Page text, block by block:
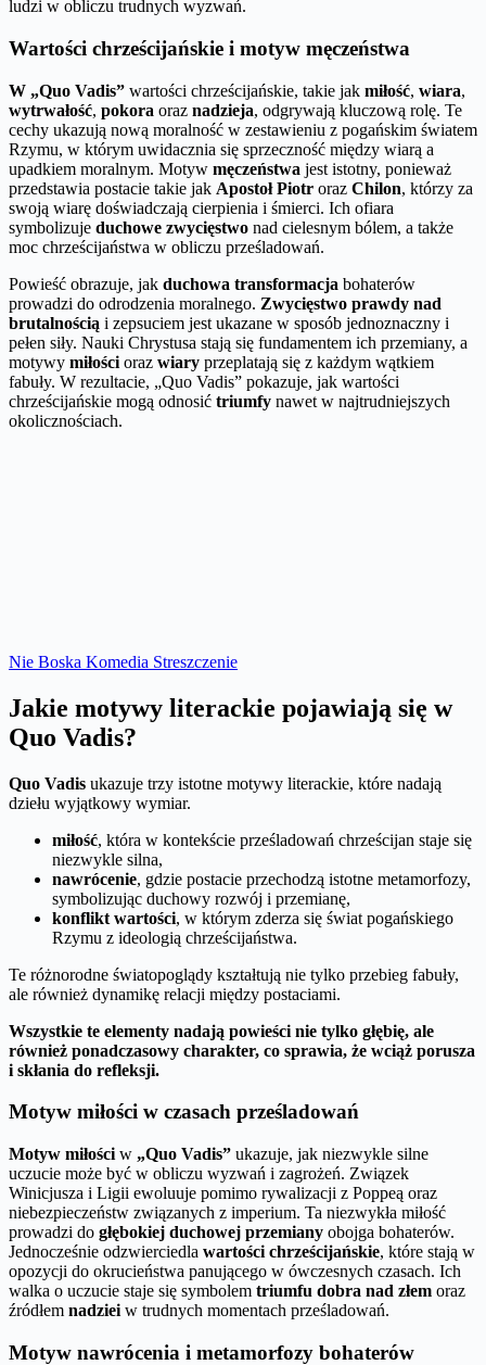
ludzi w obliczu trudnych wyzwań.
Wartości chrześcijańskie i motyw męczeństwa
W „Quo Vadis” wartości chrześcijańskie, takie jak miłość, wiara,
wytrwałość, pokora oraz nadzieja, odgrywają kluczową rolę. Te
cechy ukazują nową moralność w zestawieniu z pogańskim światem
Rzymu, w którym uwidacznia się sprzeczność między wiarą a
upadkiem moralnym. Motyw męczeństwa jest istotny, ponieważ
przedstawia postacie takie jak Apostoł Piotr oraz Chilon, którzy za
swoją wiarę doświadczają cierpienia i śmierci. Ich ofiara
symbolizuje duchowe zwycięstwo nad cielesnym bólem, a także
moc chrześcijaństwa w obliczu prześladowań.
Powieść obrazuje, jak duchowa transformacja bohaterów
prowadzi do odrodzenia moralnego. Zwycięstwo prawdy nad
brutalnością i zepsuciem jest ukazane w sposób jednoznaczny i
pełen siły. Nauki Chrystusa stają się fundamentem ich przemiany, a
motywy miłości oraz wiary przeplatają się z każdym wątkiem
fabuły. W rezultacie, „Quo Vadis” pokazuje, jak wartości
chrześcijańskie mogą odnosić triumfy nawet w najtrudniejszych
okolicznościach.
Nie Boska Komedia Streszczenie
Jakie motywy literackie pojawiają się w
Quo Vadis?
Quo Vadis ukazuje trzy istotne motywy literackie, które nadają
dziełu wyjątkowy wymiar.
miłość, która w kontekście prześladowań chrześcijan staje się
niezwykle silna,
nawrócenie, gdzie postacie przechodzą istotne metamorfozy,
symbolizując duchowy rozwój i przemianę,
konflikt wartości, w którym zderza się świat pogańskiego
Rzymu z ideologią chrześcijaństwa.
Te różnorodne światopoglądy kształtują nie tylko przebieg fabuły,
ale również dynamikę relacji między postaciami.
Wszystkie te elementy nadają powieści nie tylko głębię, ale
również ponadczasowy charakter, co sprawia, że wciąż porusza
i skłania do refleksji.
Motyw miłości w czasach prześladowań
Motyw miłości w „Quo Vadis” ukazuje, jak niezwykle silne
uczucie może być w obliczu wyzwań i zagrożeń. Związek
Winicjusza i Ligii ewoluuje pomimo rywalizacji z Poppeą oraz
niebezpieczeństw związanych z imperium. Ta niezwykła miłość
prowadzi do głębokiej duchowej przemiany obojga bohaterów.
Jednocześnie odzwierciedla wartości chrześcijańskie, które stają w
opozycji do okrucieństwa panującego w ówczesnych czasach. Ich
walka o uczucie staje się symbolem triumfu dobra nad złem oraz
źródłem nadziei w trudnych momentach prześladowań.
Motyw nawrócenia i metamorfozy bohaterów